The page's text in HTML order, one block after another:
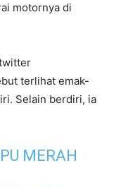
motornya di
terlihat emak-
Selain berdiri, ia
MERAH